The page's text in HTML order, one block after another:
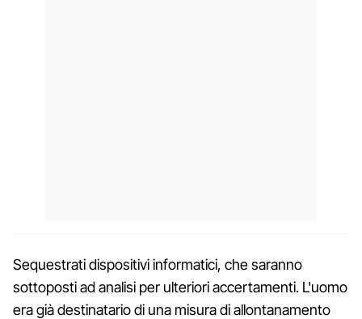
Sequestrati dispositivi informatici, che saranno
sottoposti ad analisi per ulteriori accertamenti. L'uomo
era già destinatario di una misura di allontanamento